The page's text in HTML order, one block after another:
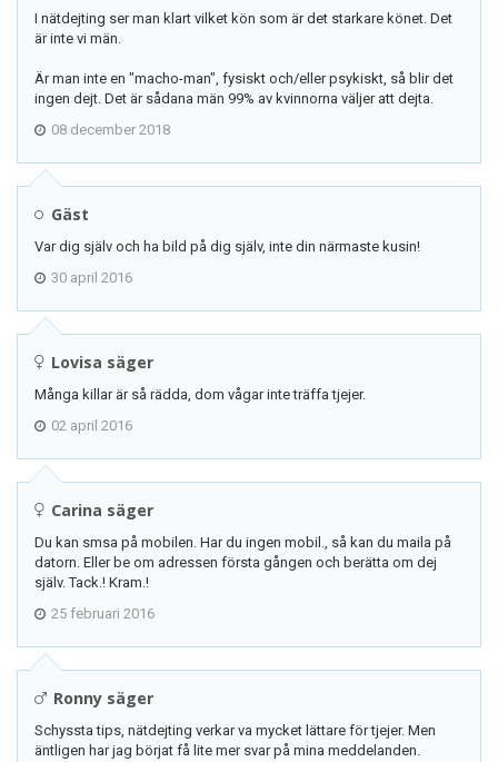
I nätdejting ser man klart vilket kön som är det starkare könet. Det
är inte vi män.
Är man inte en "macho-man", fysiskt och/eller psykiskt, så blir det
ingen dejt. Det är sådana män 99% av kvinnorna väljer att dejta.
08 december 2018
Gäst
Var dig själv och ha bild på dig själv, inte din närmaste kusin!
30 april 2016
Lovisa säger
Många killar är så rädda, dom vågar inte träffa tjejer.
02 april 2016
Carina säger
Du kan smsa på mobilen. Har du ingen mobil., så kan du maila på
datorn. Eller be om adressen första gången och berätta om dej
själv. Tack.! Kram.!
25 februari 2016
Ronny säger
Schyssta tips, nätdejting verkar va mycket lättare för tjejer. Men
äntligen har jag börjat få lite mer svar på mina meddelanden.